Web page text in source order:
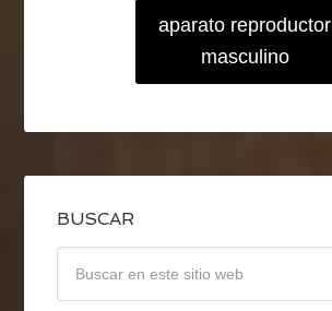
aparato reproductor
masculino
BUSCAR